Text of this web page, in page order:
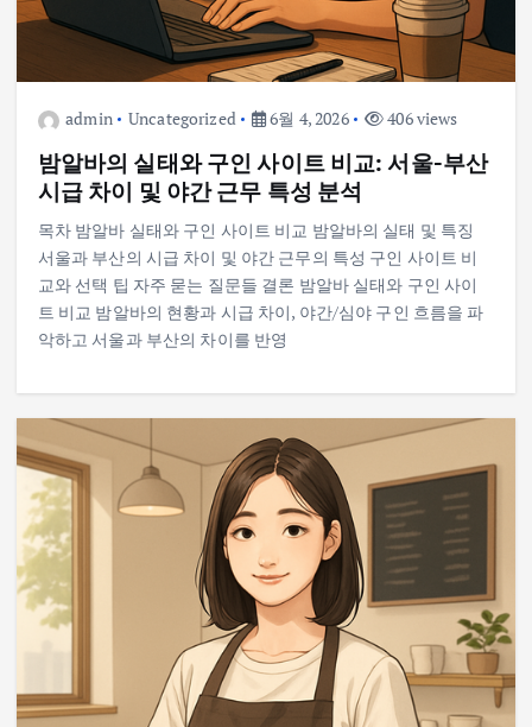
admin Uncategorized 6월 4, 2026 406 views
밤알바의 실태와 구인 사이트 비교: 서울-부산
시급 차이 및 야간 근무 특성 분석
목차 밤알바 실태와 구인 사이트 비교 밤알바의 실태 및 특징
서울과 부산의 시급 차이 및 야간 근무의 특성 구인 사이트 비
교와 선택 팁 자주 묻는 질문들 결론 밤알바 실태와 구인 사이
트 비교 밤알바의 현황과 시급 차이, 야간/심야 구인 흐름을 파
악하고 서울과 부산의 차이를 반영